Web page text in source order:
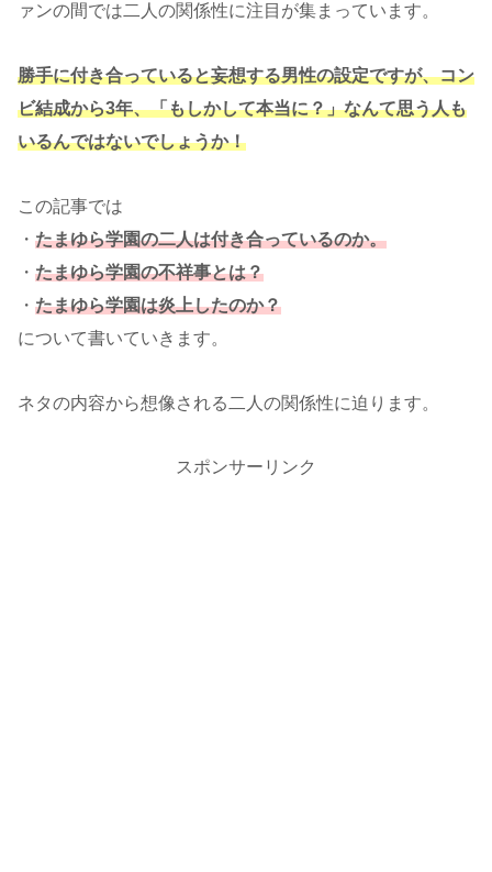
ァンの間では二人の関係性に注目が集まっています。
勝手に付き合っていると妄想する男性の設定ですが、コン
ビ結成から3年、「もしかして本当に？」なんて思う人も
いるんではないでしょうか！
この記事では
・ たまゆら学園の二人は付き合っているのか。
・ たまゆら学園の不祥事とは？
・ たまゆら学園は炎上したのか？
について書いていきます。
ネタの内容から想像される二人の関係性に迫ります。
スポンサーリンク